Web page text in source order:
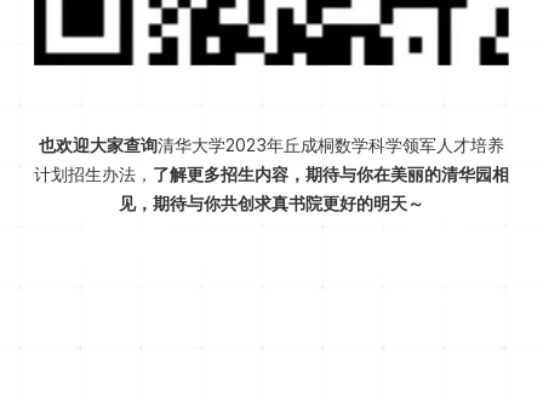
也欢迎大家查询清华大学2023年丘成桐数学科学领军人才培养
计划招生办法， 了解更多招生内容， 期待与你在美丽的清华园相
见， 期待与你共创求真书院更好的明天～